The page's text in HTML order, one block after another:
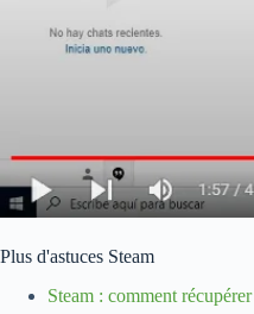
Plus d'astuces Steam
Steam : comment